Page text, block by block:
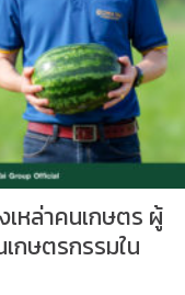
หล่าคนเกษตร ผู้
กษตรกรรมใน